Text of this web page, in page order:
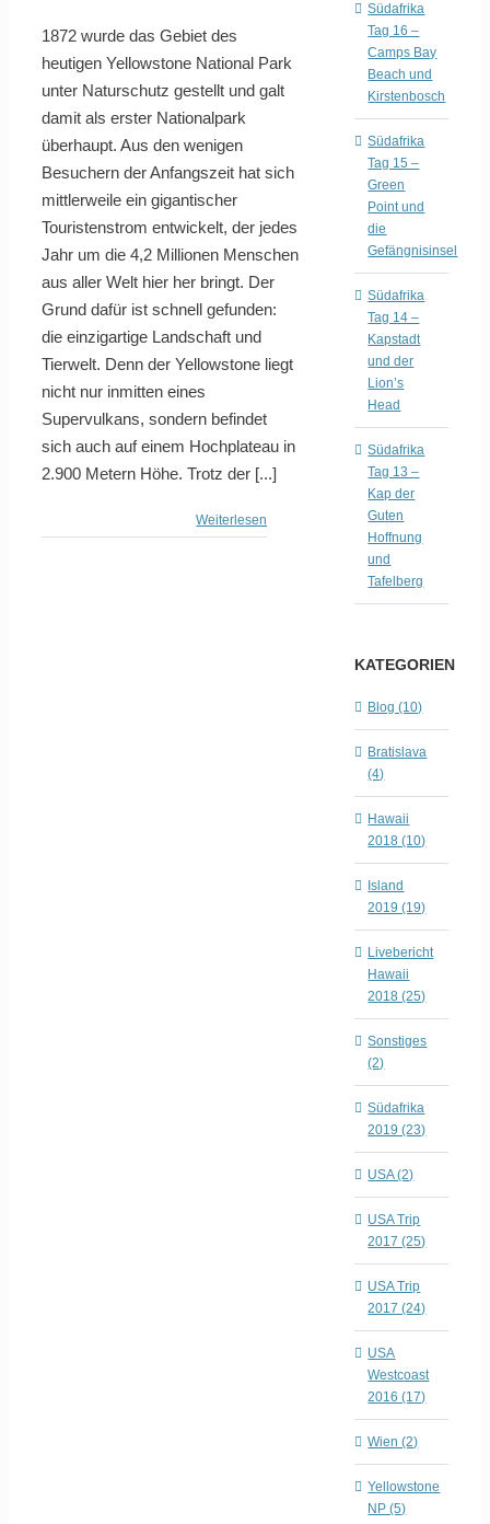
1872 wurde das Gebiet des
heutigen Yellowstone National Park
unter Naturschutz gestellt und galt
damit als erster Nationalpark
überhaupt. Aus den wenigen
Besuchern der Anfangszeit hat sich
mittlerweile ein gigantischer
Touristenstrom entwickelt, der jedes
Jahr um die 4,2 Millionen Menschen
aus aller Welt hier her bringt. Der
Grund dafür ist schnell gefunden:
die einzigartige Landschaft und
Tierwelt. Denn der Yellowstone liegt
nicht nur inmitten eines
Supervulkans, sondern befindet
sich auch auf einem Hochplateau in
2.900 Metern Höhe. Trotz der [...]
Weiterlesen
Südafrika
Tag 16 –
Camps Bay
Beach und
Kirstenbosch
Südafrika
Tag 15 –
Green
Point und
die
Gefängnisinsel
Südafrika
Tag 14 –
Kapstadt
und der
Lion’s
Head
Südafrika
Tag 13 –
Kap der
Guten
Hoffnung
und
Tafelberg
KATEGORIEN
Blog (10)
Bratislava
(4)
Hawaii
2018 (10)
Island
2019 (19)
Livebericht
Hawaii
2018 (25)
Sonstiges
(2)
Südafrika
2019 (23)
USA (2)
USA Trip
2017 (25)
USA Trip
2017 (24)
USA
Westcoast
2016 (17)
Wien (2)
Yellowstone
NP (5)